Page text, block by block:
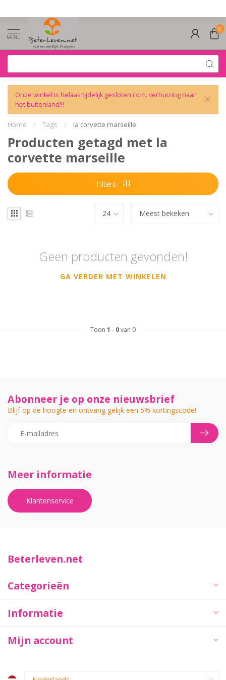
MENU
0
Onze winkel is helaas tijdelijk gesloten i.v.m. verhuizing naar
het buitenland!!!
Home / Tags / la corvette marseille
Producten getagd met la
corvette marseille
Filters
Geen producten gevonden!
GA VERDER MET WINKELEN
Toon 1 - 0van 0
Meer informatie
Klantenservice
Abonneer je op onze nieuwsbrief
Blijf op de hoogte en ontvang gelijk een 5% kortingscode!
Beterleven.net
Categorieën
Informatie
Mijn account